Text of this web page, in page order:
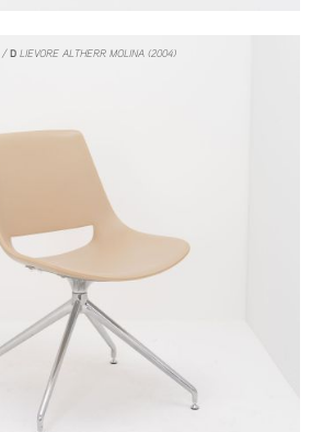
DLIEVORE ALTHERR MOLINA (2004)